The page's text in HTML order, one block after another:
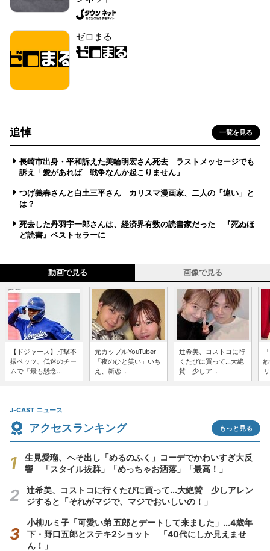
ゼロまる
追悼 一覧を見る
長崎市出身・平和訴えた美輪明宏さん死去 ラストメッセージでも
訴え「愛があれば 戦争なんか起こりません」
つげ義春さんと白土三平さん カリスマ漫画家、二人の「違い」と
は？
死去した丹羽宇一郎さんは、経済界有数の読書家だった 『死ぬほ
ど読書』ベストセラーに
動画で見る 画像で見る
【ドジャース】打撃不
振ベッツ、低迷のチー
ムで「最も懸念...
元カップルYouTuber
「夜のひと笑い」いち
え、新恋...
辻希美、コストコに行
くたびに買って...大絶
賛 少しア...
J-CAST ニュース
アクセスランキング もっと見る
生見愛瑠、へそ出し「めるのふく」コーデでかわいすぎ大反
響 「スタイル抜群」「めっちゃお洒落」「最高！」
辻希美、コストコに行くたびに買って...大絶賛 少しアレン
ジすると「それがマジで、マジでおいしいの！」
小柳ルミ子「可愛い弟 五郎とデートして来ました」...4歳年
下・野口五郎とステキ2ショット 「40代にしか見えませ
ん！」